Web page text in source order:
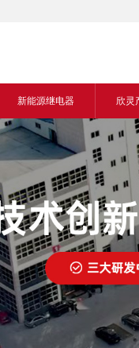
新能源继电器
新能源交流继电器
新能源直流继电器
欣灵
继电器
传感器
电气传
仪器仪
开关